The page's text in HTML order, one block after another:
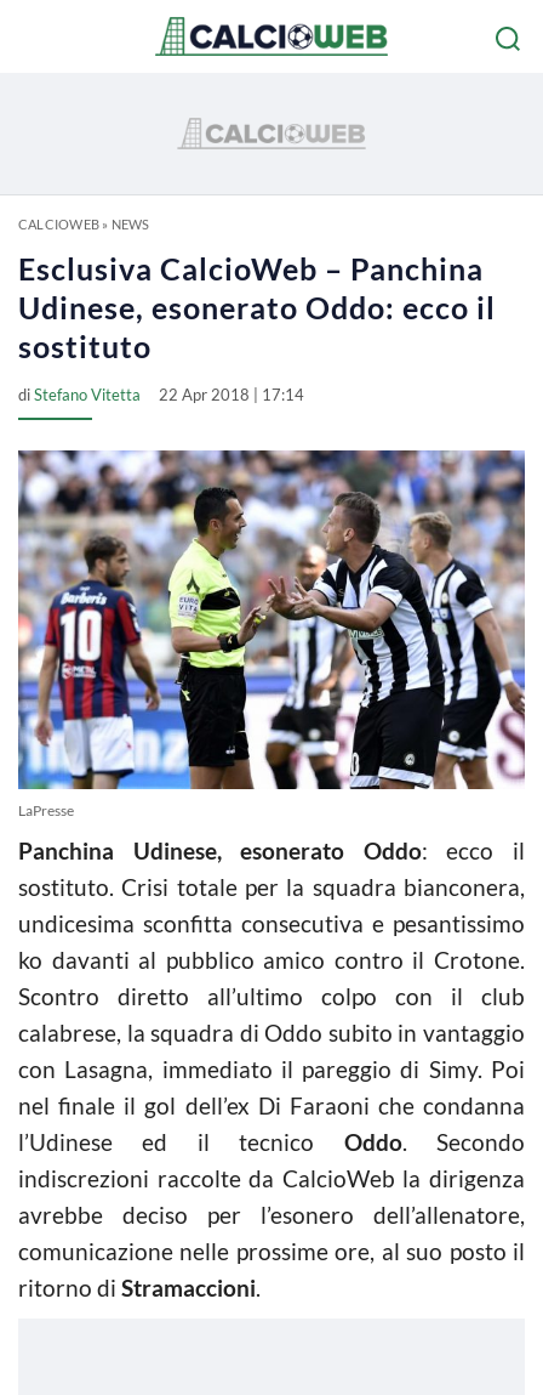
CALCIOWEB» NEWS
Esclusiva CalcioWeb – Panchina
Udinese, esonerato Oddo: ecco il
sostituto
diStefano Vitetta 22 Apr 2018 | 17:14
LaPresse
Panchina Udinese, esonerato Oddo: ecco il
sostituto. Crisi totale per la squadra bianconera,
undicesima sconfitta consecutiva e pesantissimo
ko davanti al pubblico amico contro il Crotone.
Scontro diretto all’ultimo colpo con il club
calabrese, la squadra di Oddo subito in vantaggio
con Lasagna, immediato il pareggio di Simy. Poi
nel finale il gol dell’ex Di Faraoni che condanna
l’Udinese ed il tecnico Oddo. Secondo
indiscrezioni raccolte da CalcioWeb la dirigenza
avrebbe deciso per l’esonero dell’allenatore,
comunicazione nelle prossime ore, al suo posto il
ritorno di Stramaccioni.